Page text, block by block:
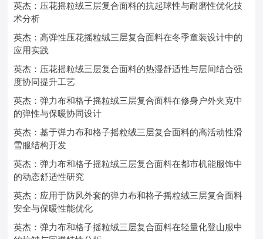
英杰：压花摇粒绒三层复合面料的抗起球性与耐磨性优化技
术分析
英杰：高弹性压花摇粒绒三层复合面料在冬季童装设计中的
应用实践
英杰：压花摇粒绒三层复合面料的热湿舒适性与层间结合强
度协同提升工艺
英杰：弹力布和格子摇粒绒三层复合面料在修身户外夹克中
的弹性与保暖协同设计
英杰：基于弹力布和格子摇粒绒三层复合面料的高活动性滑
雪服结构开发
英杰：弹力布和格子摇粒绒三层复合面料在都市机能服饰中
的动态舒适性研究
英杰：应用于防风外套的弹力布和格子摇粒绒三层复合面料
安全与保暖性能优化
英杰：弹力布和格子摇粒绒三层复合面料在轻量化登山服中